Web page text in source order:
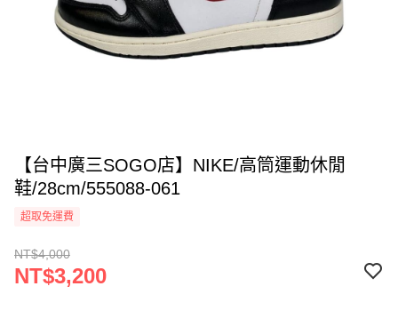
【台中廣三SOGO店】NIKE/高筒運動休閒
鞋/28cm/555088-061
超取免運費
NT$4,000
NT$3,200